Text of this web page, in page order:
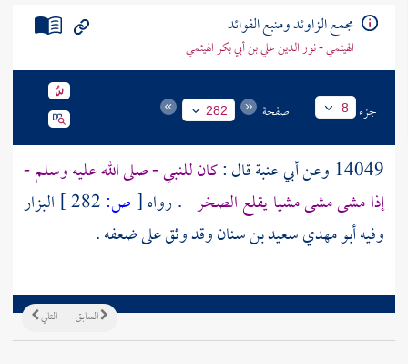
مجمع الزاوئد ومنبع الفوائد
الهيثمي - نور الدين علي بن أبي بكر الهيثمي
جزء 8 صفحة 282
14049 وعن أبي عنبةقال :كان للنبي - صلى الله عليه وسلم -
إذا مشى مشى مشيا يقلع الصخر . رواه[ص:
البزار
وفيهأبو مهدي سعيد بن سنانوقد وثق على ضعفه .
التالي السابق